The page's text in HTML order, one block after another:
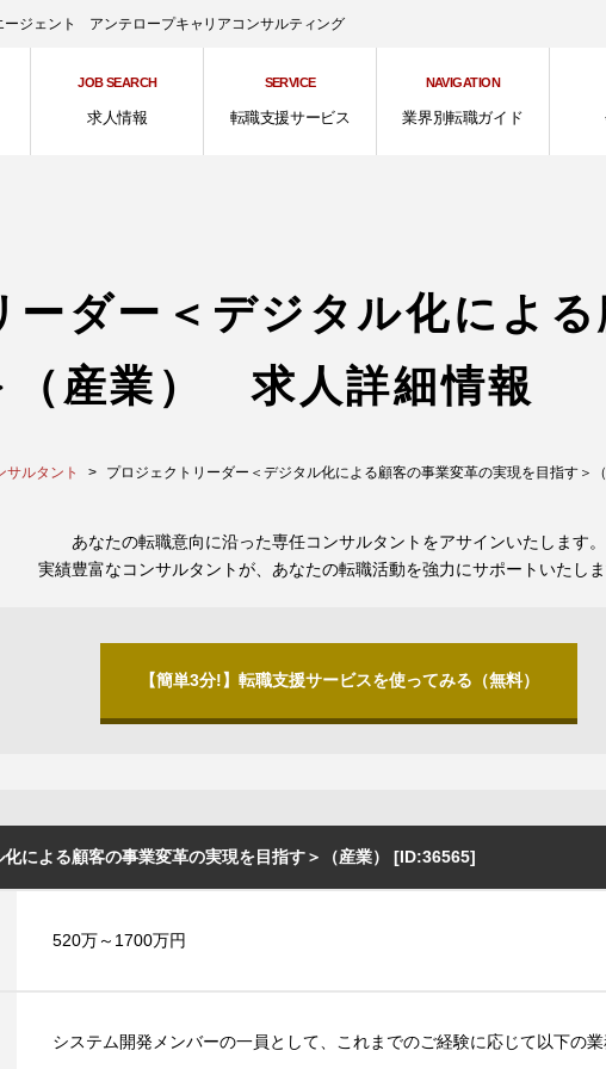
ージェント アンテロープキャリアコンサルティング
JOB SEARCH
求人情報
SERVICE
転職支援サービス
NAVIGATION
業界別転職ガイド
ーダー＜デジタル化によ
（産業） 求人詳細情報
サルタント プロジェクトリーダー＜デジタル化による顧客の事業変革の実現を目指す＞
あなたの転職意向に沿った専任コンサルタントをアサインいたします。
実績豊富なコンサルタントが、あなたの転職活動を強力にサポートいたしま
【簡単3分!】転職支援サービスを使ってみる（無料）
による顧客の事業変革の実現を目指す＞（産業） [ID:36565]
520万～1700万円
システム開発メンバーの一員として、これまでのご経験に応じて以下の業